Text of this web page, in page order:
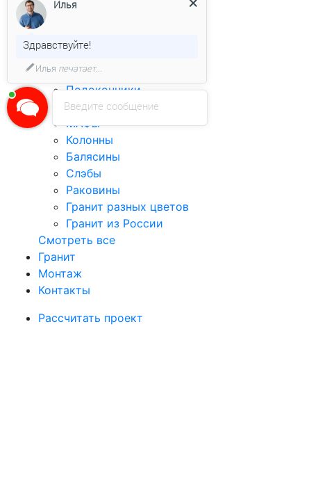
Брусчатка
Бортовой камень
Ступени
Подоконники
Лестницы
МАФы
Колонны
Балясины
Слэбы
Раковины
Гранит разных цветов
Гранит из России
Смотреть все
Гранит
Монтаж
Контакты
Рассчитать проект
Введите сообщение
Илья
Здравствуйте!
Илья печатает...